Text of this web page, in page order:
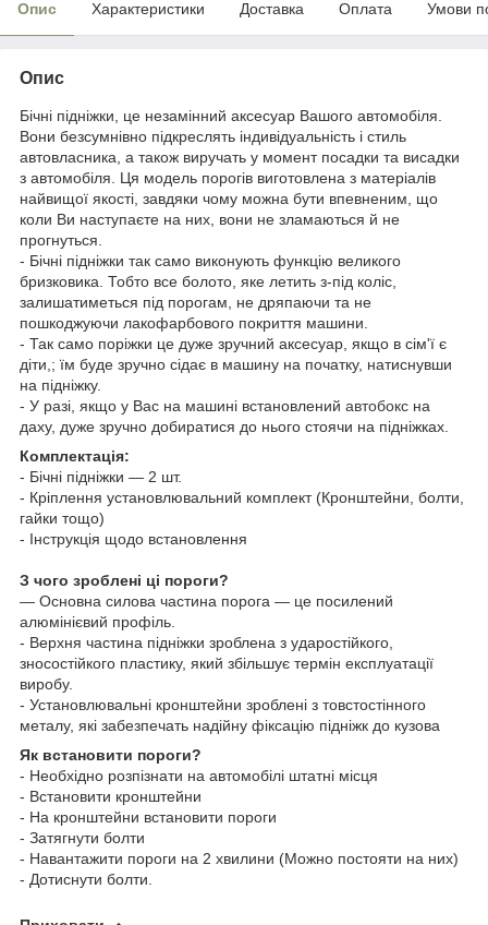
Опис Характеристики Доставка Оплата Умови
Опис
Бічні підніжки, це незамінний аксесуар Вашого автомобіля.
Вони безсумнівно підкреслять індивідуальність і стиль
автовласника, а також виручать у момент посадки та висадки
з автомобіля. Ця модель порогів виготовлена з матеріалів
найвищої якості, завдяки чому можна бути впевненим, що
коли Ви наступаєте на них, вони не зламаються й не
прогнуться.
- Бічні підніжки так само виконують функцію великого
бризковика. Тобто все болото, яке летить з-під коліс,
залишатиметься під порогам, не дряпаючи та не
пошкоджуючи лакофарбового покриття машини.
- Так само поріжки це дуже зручний аксесуар, якщо в сім'ї є
діти,; їм буде зручно сідає в машину на початку, натиснувши
на підніжку.
- У разі, якщо у Вас на машині встановлений автобокс на
даху, дуже зручно добиратися до нього стоячи на підніжках.
Комплектація:
- Бічні підніжки — 2 шт.
- Кріплення установлювальний комплект (Кронштейни, болти,
гайки тощо)
- Інструкція щодо встановлення
З чого зроблені ці пороги?
— Основна силова частина порога — це посилений
алюмінієвий профіль.
- Верхня частина підніжки зроблена з ударостійкого,
зносостійкого пластику, який збільшує термін експлуатації
виробу.
- Установлювальні кронштейни зроблені з товстостінного
металу, які забезпечать надійну фіксацію підніжк до кузова
Як встановити пороги?
- Необхідно розпізнати на автомобілі штатні місця
- Встановити кронштейни
- На кронштейни встановити пороги
- Затягнути болти
- Навантажити пороги на 2 хвилини (Можно постояти на них)
- Дотиснути болти.